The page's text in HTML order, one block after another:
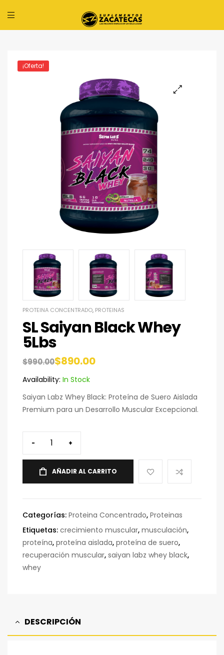
¡Oferta!
PROTEINA CONCENTRADO, PROTEINAS
SL Saiyan Black Whey
5Lbs
$990.00$890.00
Availability: In Stock
Saiyan Labz Whey Black: Proteína de Suero Aislada
Premium para un Desarrollo Muscular Excepcional.
- +
AÑADIR AL CARRITO
Categorías: Proteina Concentrado, Proteinas
Etiquetas: crecimiento muscular, musculación,
proteína, proteína aislada, proteína de suero,
recuperación muscular, saiyan labz whey black,
whey
DESCRIPCIÓN